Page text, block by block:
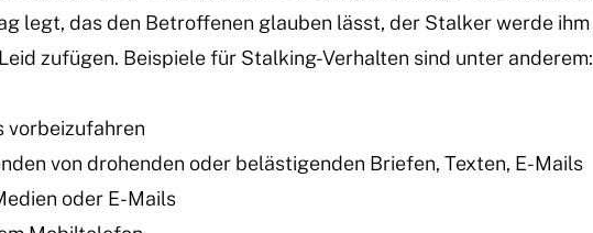
legt, das den Betroffenen glauben lässt, der Stalker werde ihm
zufügen. Beispiele für Stalking-Verhalten sind unter anderem:
vorbeizufahren
von drohenden oder belästigenden Briefen, Texten, E-Mails
oder E-Mails